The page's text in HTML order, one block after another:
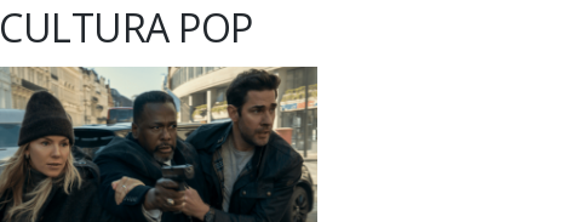
CULTURA POP